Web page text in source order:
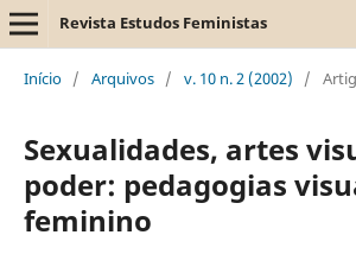
Revista Estudos Feministas
Início / Arquivos / v. 10 n. 2 (2002) /
Sexualidades, artes
poder: pedagogias
feminino